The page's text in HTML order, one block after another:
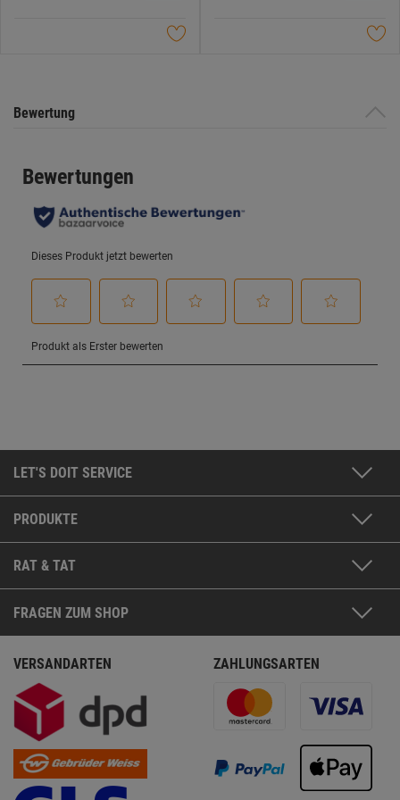
Bewertung
LET'S DOIT SERVICE
PRODUKTE
RAT & TAT
FRAGEN ZUM SHOP
VERSANDARTEN ZAHLUNGSARTEN